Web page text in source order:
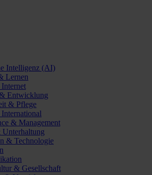
Intelligenz (AI)
Lernen
Entwicklung
& Pflege
& Management
& Technologie
& Gesellschaft